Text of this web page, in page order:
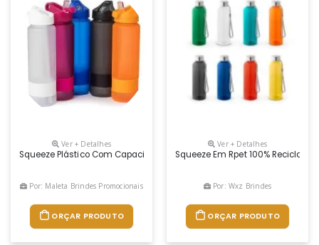
Ver + Detalhes
Squeeze Plástico Com Capacidade De 900ml Com Acabamento
Por: Maleta Brindes Promocionais
ORÇAR PRODUTO
Ver + Detalhes
Squeeze Em Rpet 100%
Por: Wxz Brindes
ORÇAR PRODUTO